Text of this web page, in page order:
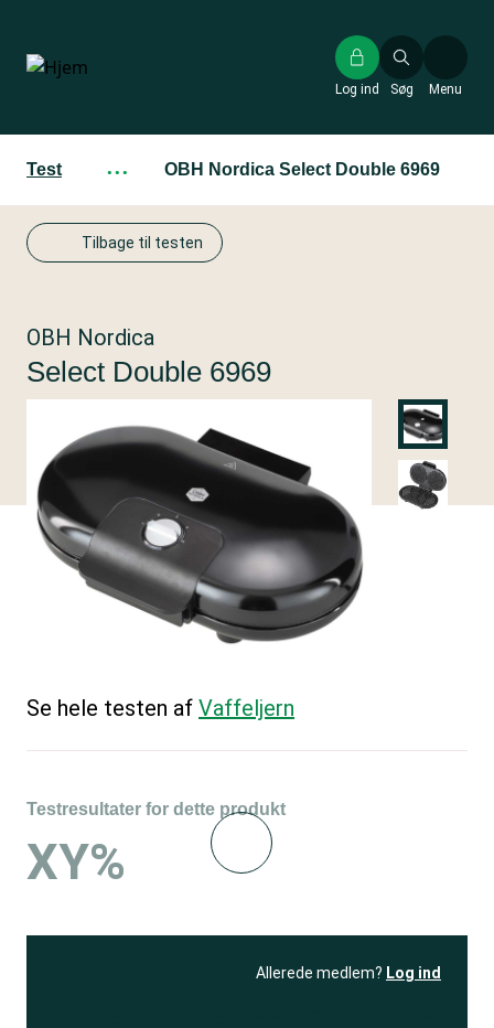
hovedindhold
Søg
Log ind Menu
Test ··· OBH Nordica Select Double 6969
Tilbage til testen
OBH Nordica
Select Double 6969
Se hele testen af Vaffeljern
Testresultater for dette produkt
XY%
Allerede medlem? Log ind